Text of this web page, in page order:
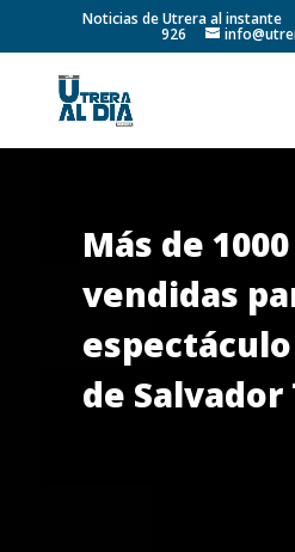
Noticias de Utrera al instante
926
Más de
vendidas
de Salvador